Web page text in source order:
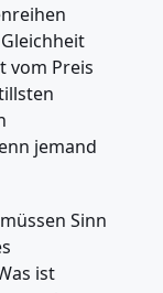
vom Preis
jemand
Sinn
ist